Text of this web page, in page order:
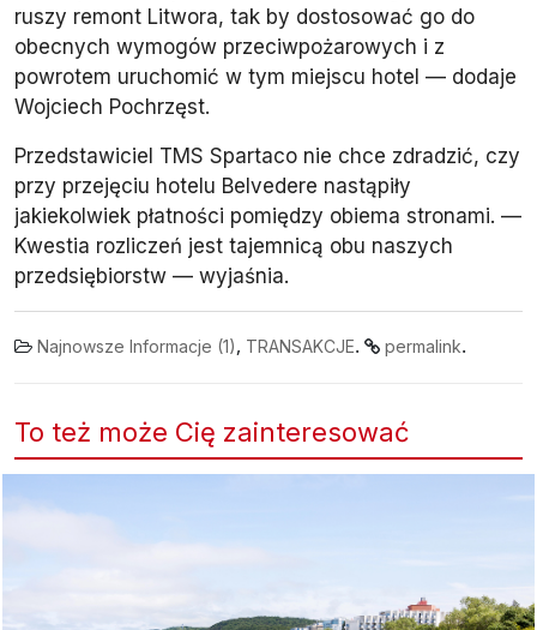
ruszy remont Litwora, tak by dostosować go do
obecnych wymogów przeciwpożarowych i z
powrotem uruchomić w tym miejscu hotel — dodaje
Wojciech Pochrzęst.
Przedstawiciel TMS Spartaco nie chce zdradzić, czy
przy przejęciu hotelu Belvedere nastąpiły
jakiekolwiek płatności pomiędzy obiema stronami. —
Kwestia rozliczeń jest tajemnicą obu naszych
przedsiębiorstw — wyjaśnia.
Najnowsze Informacje (1), TRANSAKCJE. permalink.
To też może Cię zainteresować